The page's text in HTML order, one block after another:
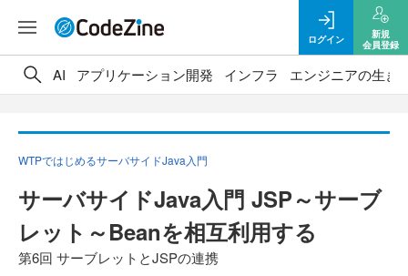
ログイン
新規
会員登録
AI アプリケーション開発 インフラ エンジニアの生き
WTPではじめるサーバサイドJava入門
サーバサイドJava入門 JSP～サーブ
レット～Beanを相互利用する
第6回 サーブレットとJSPの連携